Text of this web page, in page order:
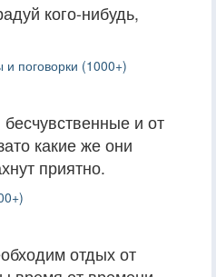
кого-нибудь,
и поговорки (1000+)
и от
какие же они
приятно.
отдых от